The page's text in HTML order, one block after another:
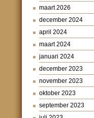
maart 2026
december 2024
april 2024
maart 2024
januari 2024
december 2023
november 2023
oktober 2023
september 2023